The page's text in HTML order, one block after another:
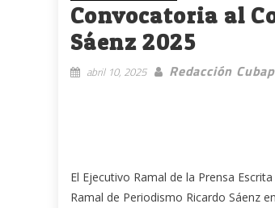
Convocatoria al
Sáenz 2025
abril 10, 2025 Redacción
El Ejecutivo Ramal de la Prensa
Ramal de Periodismo Ricardo Sáenz